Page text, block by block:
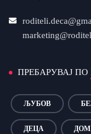
ПРЕБАРУВАЈ ПО
ЉУБОВ
ДЕЦА ДОМ